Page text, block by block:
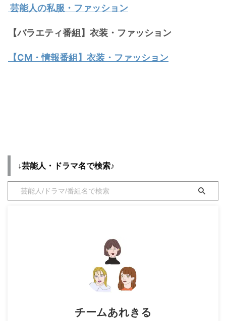
芸能人の私服・ファッション
【バラエティ番組】衣装・ファッション
【CM・情報番組】衣装・ファッション
↓芸能人・ドラマ名で検索♪
チームあれきる